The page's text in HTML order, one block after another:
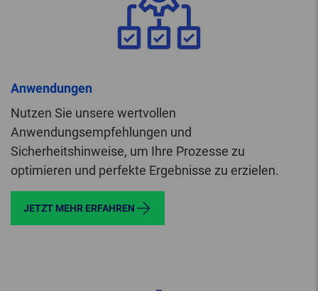
Anwendungen
Nutzen Sie unsere wertvollen
Anwendungsempfehlungen und
Sicherheitshinweise, um Ihre Prozesse zu
optimieren und perfekte Ergebnisse zu erzielen.
JETZT MEHR ERFAHREN